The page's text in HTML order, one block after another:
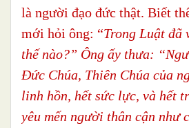
là người đạo đức thật. Biết
mới hỏi ông: “Trong Luật đã
thế nào?” Ông ấy thưa:
Đức Chúa, Thiên Chúa của
linh hồn, hết sức lực, và hết
yêu mến người thân cận như